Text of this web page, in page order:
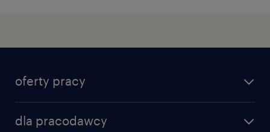
oferty pracy
dla pracodawcy